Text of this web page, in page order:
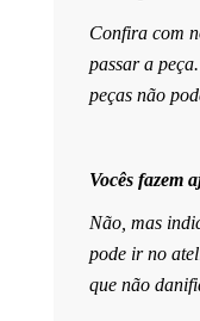
Confira com
passar a
peças não
Vocês fazem
Não, mas
pode ir no
que não